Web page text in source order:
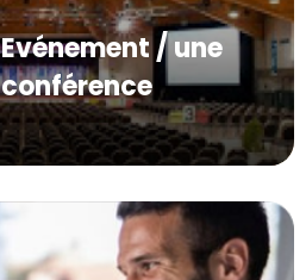
Evénement / une
conférence